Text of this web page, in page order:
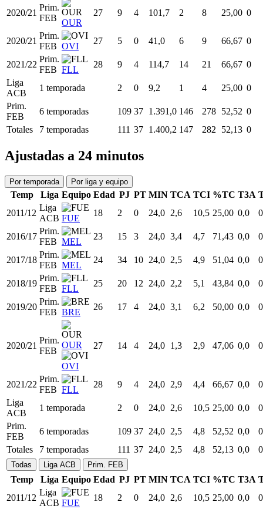
2020/21
Prim.
FEB OUR
27 9 4 101,7 2 8 25,00 0
2020/21
Prim.
FEB OVI
27 5 0 41,0 6 9 66,67 0
2021/22
Prim.
FEB FLL
28 9 4 114,7 14 21 66,67 0
Liga
ACB
1 temporada 2 0 9,2 1 4 25,00 0
Prim.
FEB
6 temporadas 109 37 1.391,0 146 278 52,52 0
Totales
7 temporadas 111 37 1.400,2 147 282 52,13 0
Ajustadas a 24 minutos
Por temporada Por liga y equipo
Temp Liga Equipo Edad PJ PT MIN TCA TCI %TC T3A
2011/12
Liga
ACB FUE
18 2 0 24,0 2,6 10,5 25,00 0,0
2016/17
Prim.
FEB MEL
23 15 3 24,0 3,4 4,7 71,43 0,0
2017/18
Prim.
FEB MEL
24 34 10 24,0 2,5 4,9 51,04 0,0
2018/19
Prim.
FEB FLL
25 20 12 24,0 2,2 5,1 43,84 0,0
2019/20
Prim.
FEB BRE
26 17 4 24,0 3,1 6,2 50,00 0,0
2020/21
Prim.
FEB
OUR
OVI
27 14 4 24,0 1,3 2,9 47,06 0,0
2021/22
Prim.
FEB FLL
28 9 4 24,0 2,9 4,4 66,67 0,0
Liga
ACB
1 temporada 2 0 24,0 2,6 10,5 25,00 0,0
Prim.
FEB
6 temporadas 109 37 24,0 2,5 4,8 52,52 0,0
Totales
7 temporadas 111 37 24,0 2,5 4,8 52,13 0,0
Todas Liga ACB Prim. FEB
Temp Liga Equipo Edad PJ PT MIN TCA TCI %TC T3A
2011/12
Liga
ACB FUE
18 2 0 24,0 2,6 10,5 25,00 0,0